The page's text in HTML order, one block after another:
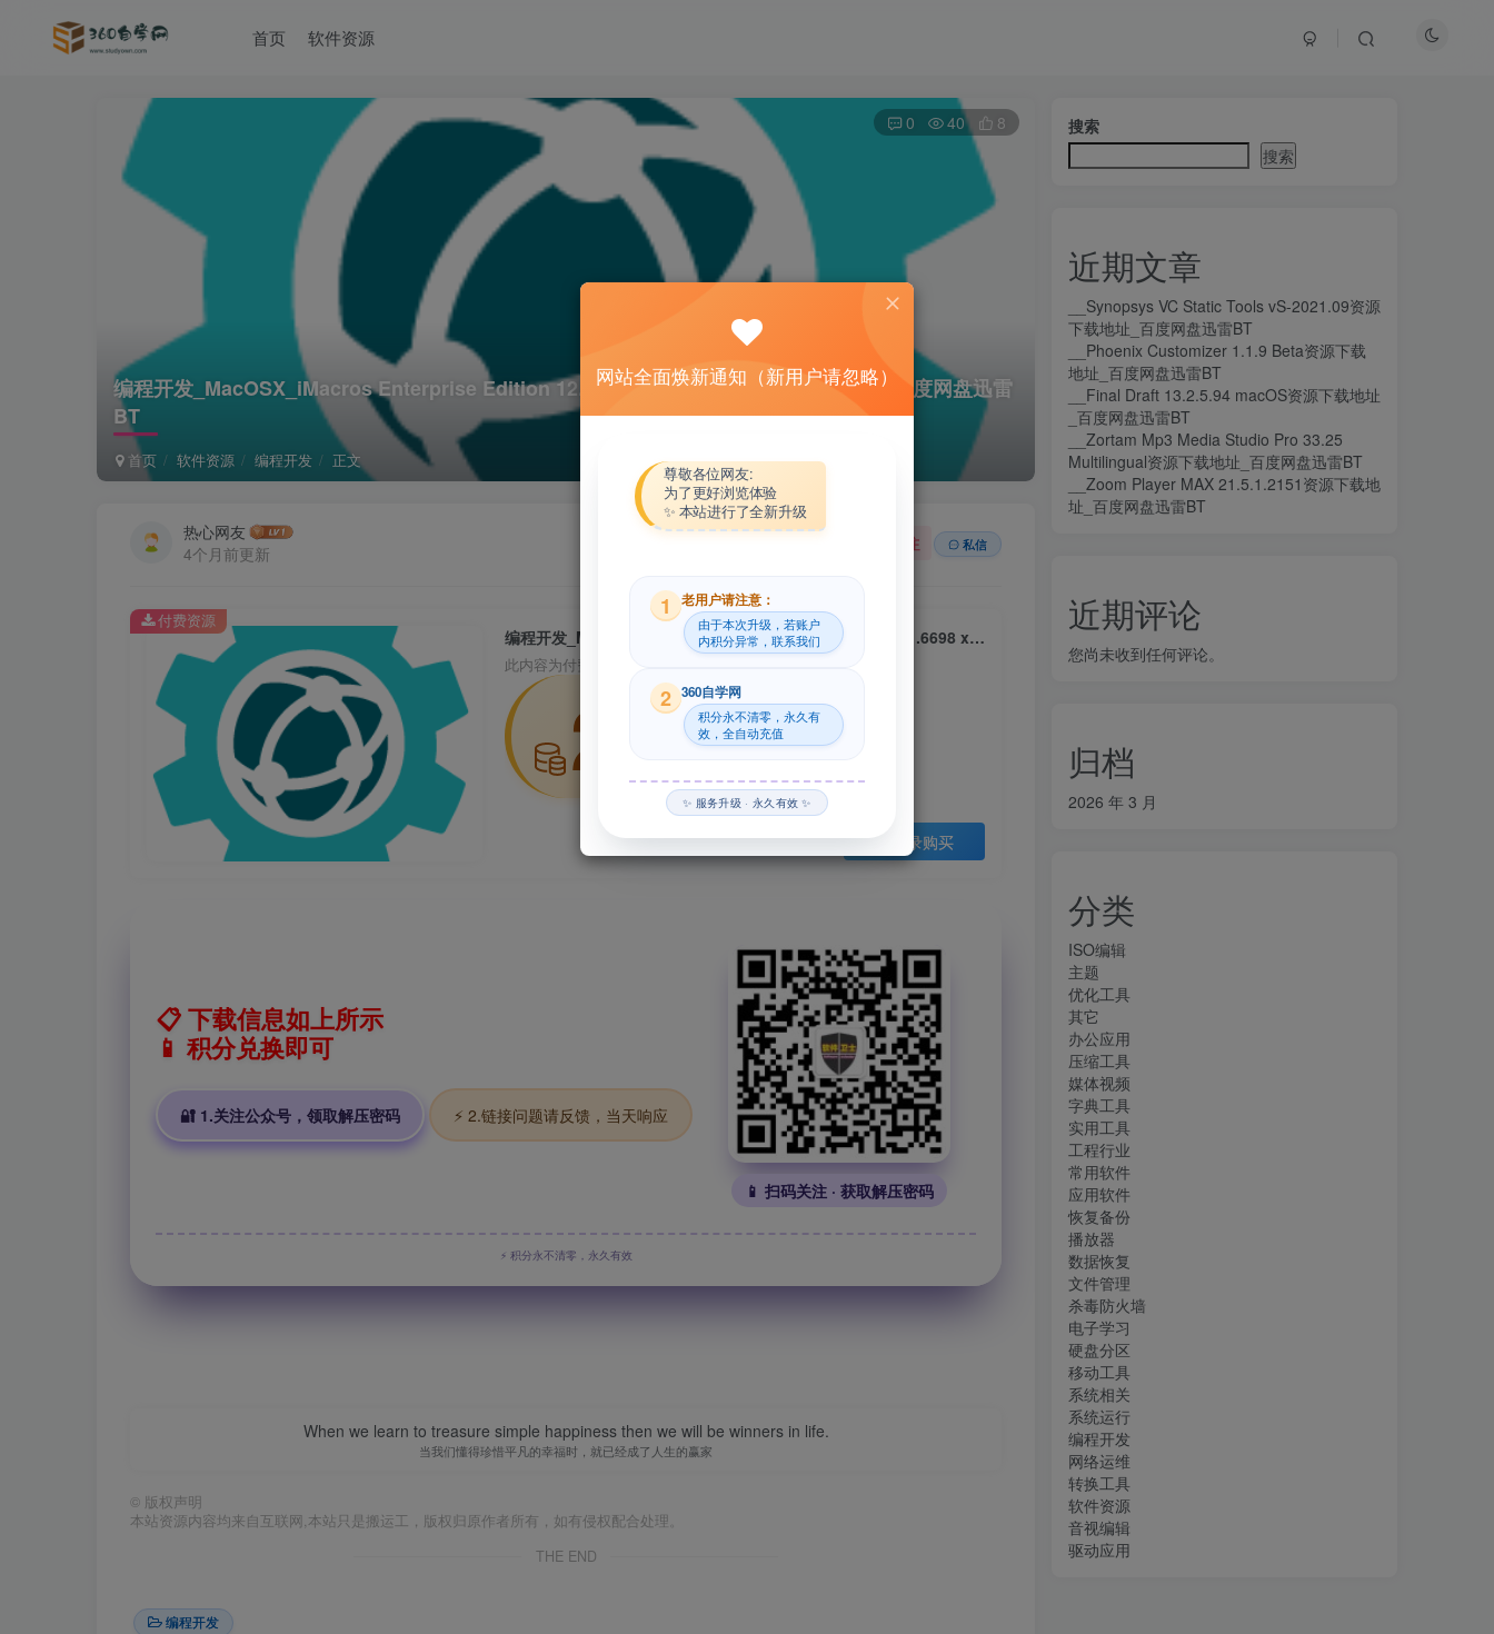
首页 软件资源
编程开发_MacOSX_iMacros Enterprise Edition 12.0.501.6698 x86 x64资源下载地址_百度网盘迅雷
BT
首页 软件资源 编程开发 正文
0 40 8
热心网友
4个月前更新
关注 私信
编程开发_MacOSX_iMacros Enterprise Edition 12.0.501.6698 x86 x64资源下载地址_百度网盘迅雷BT
此内容为付费资源，请付费后查看
29
登录购买
付费资源
📋 下载信息如上所示
📱 积分兑换即可
🔐 1.关注公众号，领取解压密码 ⚡ 2.链接问题请反馈，当天响应
📱 扫码关注 · 获取解压密码
⚡ 积分永不清零，永久有效
When we learn to treasure simple happiness then we will be winners in life.
当我们懂得珍惜平凡的幸福时，就已经成了人生的赢家
© 版权声明
本站资源内容均来自互联网,本站只是搬运工，版权归原作者所有，如有侵权配合处理。
THE END
编程开发
搜索
搜索
近期文章
__Synopsys VC Static Tools vS-2021.09资源
下载地址_百度网盘迅雷BT
__Phoenix Customizer 1.1.9 Beta资源下载
地址_百度网盘迅雷BT
__Final Draft 13.2.5.94 macOS资源下载地址
_百度网盘迅雷BT
__Zortam Mp3 Media Studio Pro 33.25
Multilingual资源下载地址_百度网盘迅雷BT
__Zoom Player MAX 21.5.1.2151资源下载地
址_百度网盘迅雷BT
近期评论
您尚未收到任何评论。
归档
2026 年 3 月
分类
ISO编辑
主题
优化工具
其它
办公应用
压缩工具
媒体视频
字典工具
实用工具
工程行业
常用软件
应用软件
恢复备份
播放器
数据恢复
文件管理
杀毒防火墙
电子学习
硬盘分区
移动工具
系统相关
系统运行
编程开发
网络运维
转换工具
软件资源
音视编辑
驱动应用
网站全面焕新通知（新用户请忽略）
尊敬各位网友:
为了更好浏览体验
✨ 本站进行了全新升级
1 老用户请注意：
由于本次升级，若账户
内积分异常，联系我们
2 360自学网
积分永不清零，永久有
效，全自动充值
✨ 服务升级 · 永久有效 ✨